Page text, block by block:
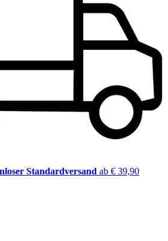
Standardversand ab € 39,90